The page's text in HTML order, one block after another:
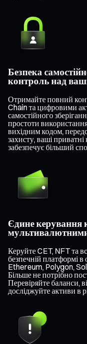
Безпека
контроль над
Отримайте повний
Chain та цифровими
самостійного
простоти
вихідним кодом,
захисту, ваші
забезпечує більший
Єдине керування
Керуйте CET, NFT та
безпечній платформі
Ethereum, Polygon,
Більше не потрібно
Перевіряйте баланси,
досліджуйте активи в